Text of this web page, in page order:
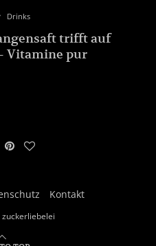
Drinks
trifft auf
Vitamine pur
Kontakt